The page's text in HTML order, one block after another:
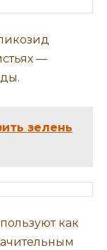
—
зелень
как